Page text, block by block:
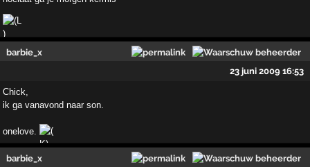
barbie_x
23 juni 2009 16:53
Chick,
ik ga vanavond naar son.
onelove.
barbie_x